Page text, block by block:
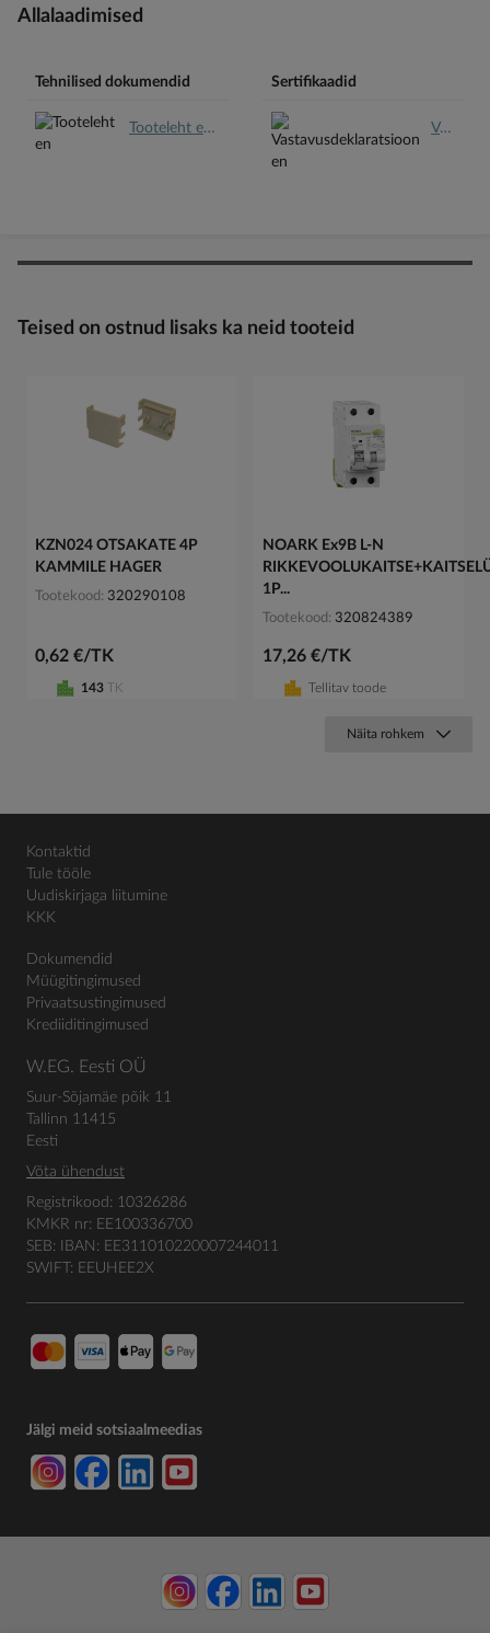
Allalaadimised
Tehnilised dokumendid
Tooteleht en.pdf
Sertifikaadid
Vastavusdeklaratsioon en.pdf
Teised on ostnud lisaks ka neid tooteid
KZN024 OTSAKATE 4P
KAMMILE HAGER
Tootekood 320290108
0,62 €/TK
143 TK
NOARK Ex9B L-N
1P...
Tootekood 320824389
17,26 €/TK
Tellitav toode
Näita rohkem
Kontaktid
Tule tööle
Uudiskirjaga liitumine
KKK
Dokumendid
Müügitingimused
Privaatsustingimused
Krediiditingimused
W.EG. Eesti OÜ
Suur-Sõjamäe põik 11
Tallinn 11415
Eesti
Võta ühendust
Registrikood: 10326286
KMKR nr: EE100336700
SEB: IBAN: EE311010220007244011
SWIFT: EEUHEE2X
Jälgi meid sotsiaalmeedias